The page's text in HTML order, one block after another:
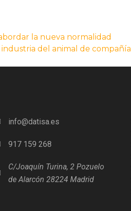
la nueva normalidad
industria del animal de compañía
info@datisa.es
917 159 268
C/Joaquín Turina, 2 Pozuelo
de Alarcón 28224 Madrid